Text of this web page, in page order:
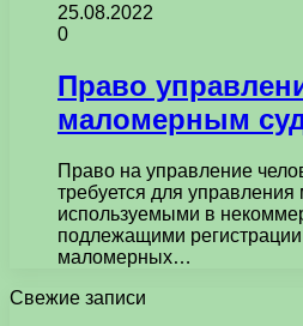
25.08.2022
0
Право
маломерным
Право на управление
требуется для
используемыми в
подлежащими
маломерных…
Свежие записи